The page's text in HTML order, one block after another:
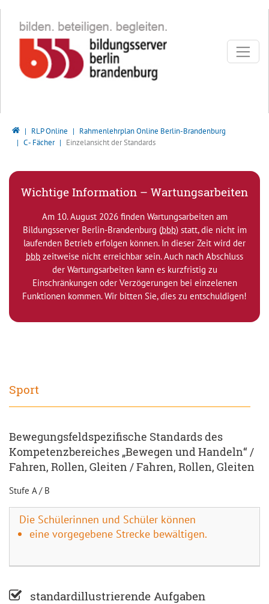
Bildungsserver Berlin - Brandenburg
RLP Online
Rahmenlehrplan Online Berlin-Brandenburg
C - Fächer
Einzelansicht der Standards
Wichtige Information – Wartungsarbeiten
Am 10. August 2026 finden Wartungsarbeiten am
Bildungsserver Berlin-Brandenburg (bbb) statt, die nicht im
laufenden Betrieb erfolgen können. In dieser Zeit wird der
bbb zeitweise nicht erreichbar sein. Auch nach Abschluss
der Wartungsarbeiten kann es kurzfristig zu
Einschränkungen oder Verzögerungen bei einzelenen
Funktionen kommen. Wir bitten Sie, dies zu entschuldigen!
Sport
Bewegungsfeldspezifische Standards des
Kompetenzbereiches „Bewegen und Handeln“ /
Fahren, Rollen, Gleiten / Fahren, Rollen, Gleiten
Stufe A / B
Die Schülerinnen und Schüler können
eine vorgegebene Strecke bewältigen.
standardillustrierende Aufgaben